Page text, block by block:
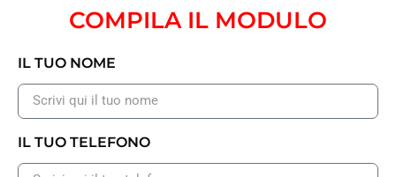
COMPILA IL MODULO
IL TUO NOME
IL TUO TELEFONO